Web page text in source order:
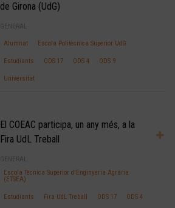
de Girona (UdG)
GENERAL
Alumnat Escola Politècnica Superior UdG
Estudiants ODS 17 ODS 4 ODS 9
Universitat
El COEAC participa, un any més, a la
Fira UdL Treball
GENERAL
Escola Tècnica Superior d'Enginyeria Agrària
(ETSEA)
Estudiants Fira UdL Treball ODS 17 ODS 4